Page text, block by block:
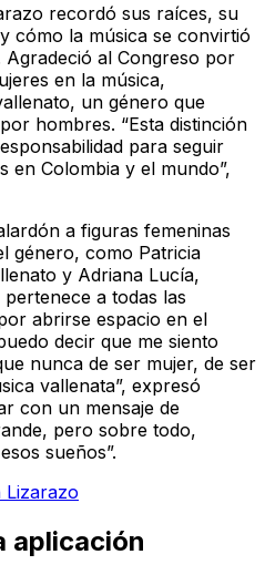
recordó sus raíces, su
cómo la música se convirtió
al Congreso por
en la música,
un género que
hombres. “Esta distinción
para seguir
en Colombia y el mundo”,
a figuras femeninas
género, como Patricia
y Adriana Lucía,
a todas las
abrirse espacio en el
decir que me siento
nunca de ser mujer, de ser
vallenata”, expresó
con un mensaje de
pero sobre todo,
sueños”.
Lizarazo
aplicación